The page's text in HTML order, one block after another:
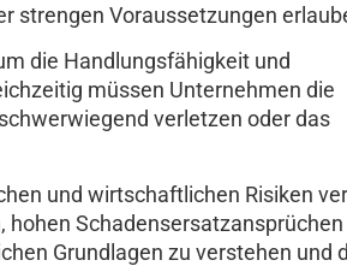
strengen Voraussetzungen
die Handlungsfähigkeit und
müssen Unternehmen die
verletzen oder das
und wirtschaftlichen Risiken
Schadensersatzansprüchen
Grundlagen zu verstehen und